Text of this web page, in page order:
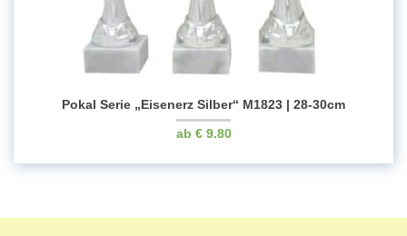
Pokal Serie „Eisenerz Silber“ M1823 | 28-30cm
€9.80